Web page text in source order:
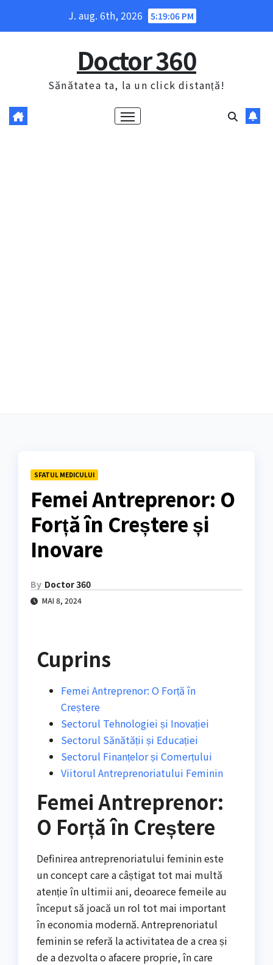
J. aug. 6th, 2026 5:19:07 PM
Doctor 360
Sănătatea ta, la un click distanță!
SFATUL MEDICULUI
Femei Antreprenor: O
Forță în Creștere și
Inovare
By Doctor 360
MAI 8, 2024
Cuprins
Femei Antreprenor: O Forță în
Creștere
Sectorul Tehnologiei și Inovației
Sectorul Sănătății și Educației
Sectorul Finanțelor și Comerțului
Viitorul Antreprenoriatului Feminin
Femei Antreprenor:
O Forță în Creștere
Definirea antreprenoriatului feminin este
un concept care a câștigat tot mai multă
atenție în ultimii ani, deoarece femeile au
început să joacă un rol tot mai important
în economia modernă. Antreprenoriatul
feminin se referă la activitatea de a crea și
de a dezvolta o afacere proprie, în care